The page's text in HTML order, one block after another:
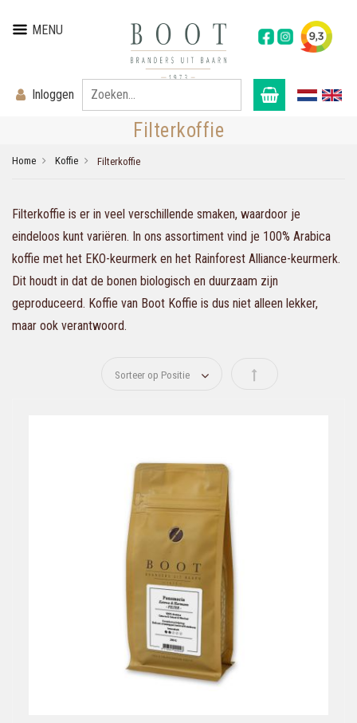
MENU
Inloggen
Filterkoffie
Home Koffie Filterkoffie
Filterkoffie is er in veel verschillende smaken, waardoor je
eindeloos kunt variëren. In ons assortiment vind je 100% Arabica
koffie met het EKO-keurmerk en het Rainforest Alliance-keurmerk.
Dit houdt in dat de bonen biologisch en duurzaam zijn
geproduceerd. Koffie van Boot Koffie is dus niet alleen lekker,
maar ook verantwoord.
Van hoog naar laag